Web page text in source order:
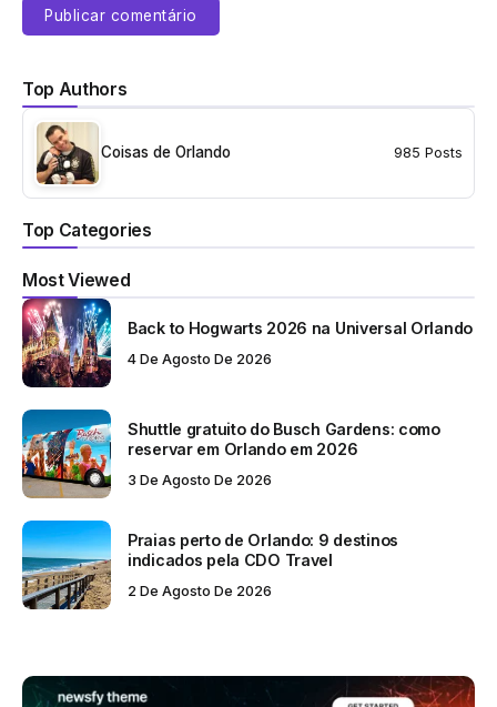
Top Authors
Coisas de Orlando 985 Posts
Top Categories
Most Viewed
Back to Hogwarts 2026 na Universal Orlando
4 De Agosto De 2026
Shuttle gratuito do Busch Gardens: como
reservar em Orlando em 2026
3 De Agosto De 2026
Praias perto de Orlando: 9 destinos
indicados pela CDO Travel
2 De Agosto De 2026